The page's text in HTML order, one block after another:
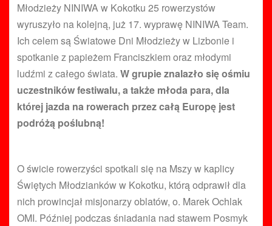
Młodzieży NINIWA w Kokotku 25 rowerzystów
wyruszyło na kolejną, już 17. wyprawę NINIWA Team.
Ich celem są Światowe Dni Młodzieży w Lizbonie i
spotkanie z papieżem Franciszkiem oraz młodymi
ludźmi z całego świata. W grupie znalazło się ośmiu
uczestników festiwalu, a także młoda para, dla
której jazda na rowerach przez całą Europę jest
podróżą poślubną!
O świcie rowerzyści spotkali się na Mszy w kaplicy
Świętych Młodzianków w Kokotku, którą odprawił dla
nich prowincjał misjonarzy oblatów, o. Marek Ochlak
OMI. Później podczas śniadania nad stawem Posmyk